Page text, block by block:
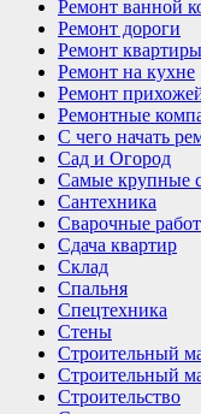
Ремонт ванной
Ремонт дороги
Ремонт
Ремонт на кухне
Ремонт
Ремонтные
С чего начать
Сад и Огород
Самые крупные
Сантехника
Сварочные
Сдача квартир
Склад
Спальня
Спецтехника
Стены
Строительный
Строительный
Строительство